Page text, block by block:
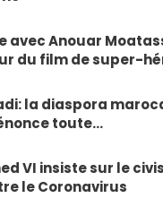
avec Anouar
du film de super-
la diaspora
toute…
VI insiste sur le
le Coronavirus